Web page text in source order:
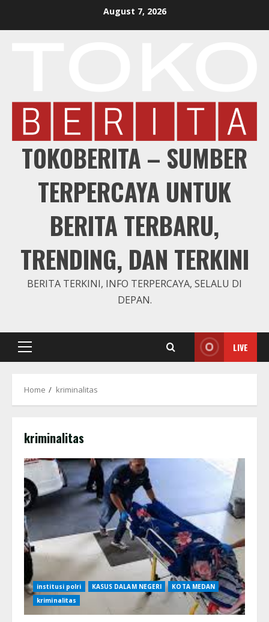
August 7, 2026
TOKOBERITA – SUMBER
TERPERCAYA UNTUK
BERITA TERBARU,
TRENDING, DAN TERKINI
BERITA TERKINI, INFO TERPERCAYA, SELALU DI
DEPAN.
Primary
LIVE
Home kriminalitas
kriminalitas
institusi polri KASUS DALAM NEGERI
KOTA MEDAN
kriminalitas